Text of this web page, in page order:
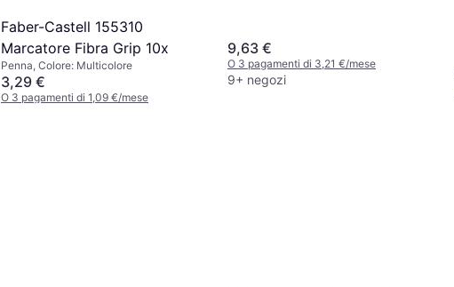
Faber-Castell 155310
Marcatore Fibra Grip 10x
Penna, Colore: Multicolore
3,29 €
O 3 pagamenti di 1,09 €/mese
9,63 €
O 3 pagamenti di 3,21 €/mese
9+ negozi